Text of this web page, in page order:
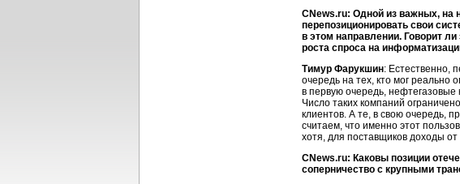
CNews.ru: Одной из важных, на
перепозиционировать свои
в этом направлении. Говорит
роста спроса на
Тимур Фарукшин: Естественно,
очередь на тех, кто мог реально
в первую очередь, нефтегазовые
Число таких компаний
клиентов. А те, в свою очередь,
считаем, что именно этот
хотя, для поставщиков доходы
CNews.ru: Каковы позиции
соперничество с крупными